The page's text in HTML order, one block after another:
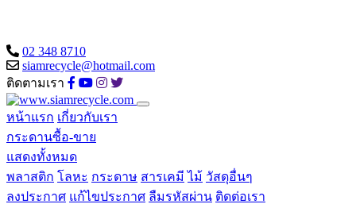
02 348 8710
siamrecycle@hotmail.com
ติดตามเรา
หน้าแรก เกี่ยวกับเรา
กระดานซื้อ-ขาย
แสดงทั้งหมด
พลาสติก โลหะ กระดาษ สารเคมี ไม้ วัสดุอื่นๆ
ลงประกาศ แก้ไขประกาศ ลืมรหัสผ่าน ติดต่อเรา